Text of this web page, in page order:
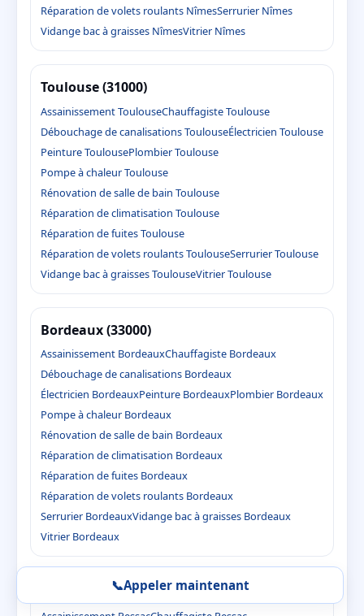
Réparation de volets roulants NîmesSerrurier Nîmes
Vidange bac à graisses NîmesVitrier Nîmes
Toulouse (31000)
Assainissement ToulouseChauffagiste Toulouse
Débouchage de canalisations ToulouseÉlectricien Toulouse
Peinture ToulousePlombier Toulouse
Pompe à chaleur Toulouse
Rénovation de salle de bain Toulouse
Réparation de climatisation Toulouse
Réparation de fuites Toulouse
Réparation de volets roulants ToulouseSerrurier Toulouse
Vidange bac à graisses ToulouseVitrier Toulouse
Bordeaux (33000)
Assainissement BordeauxChauffagiste Bordeaux
Débouchage de canalisations Bordeaux
Électricien BordeauxPeinture BordeauxPlombier Bordeaux
Pompe à chaleur Bordeaux
Rénovation de salle de bain Bordeaux
Réparation de climatisation Bordeaux
Réparation de fuites Bordeaux
Réparation de volets roulants Bordeaux
Serrurier BordeauxVidange bac à graisses Bordeaux
Vitrier Bordeaux
Pessac (33600)
📞Appeler maintenant